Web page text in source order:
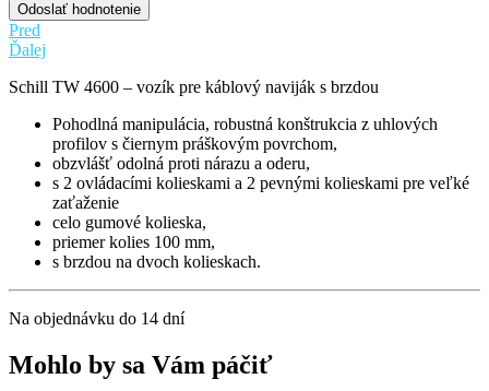
Odoslať hodnotenie
Pred
Ďalej
Schill TW 4600 – vozík pre káblový naviják s brzdou
Pohodlná manipulácia, robustná konštrukcia z uhlových
profilov s čiernym práškovým povrchom,
obzvlášť odolná proti nárazu a oderu,
s 2 ovládacími kolieskami a 2 pevnými kolieskami pre veľké
zaťaženie
celo gumové kolieska,
priemer kolies 100 mm,
s brzdou na dvoch kolieskach.
Na objednávku do 14 dní
Mohlo by sa Vám páčiť